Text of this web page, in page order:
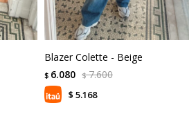
Blazer Colette - Beige
$ 6.080 $ 7.600
$ 5.168